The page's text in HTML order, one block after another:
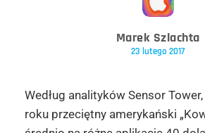
Marek Szlachta
23 lutego 2017
Według analityków Sensor
roku przeciętny amerykański